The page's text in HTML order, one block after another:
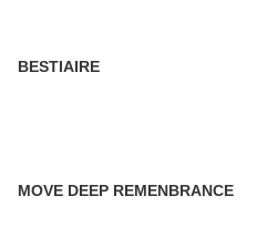
BESTIAIRE
MOVE DEEP REMENBRANCE